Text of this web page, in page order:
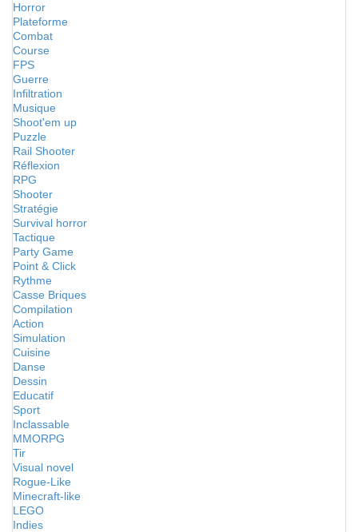
Horror
Plateforme
Combat
Course
FPS
Guerre
Infiltration
Musique
Shoot'em up
Puzzle
Rail Shooter
Réflexion
RPG
Shooter
Stratégie
Survival horror
Tactique
Party Game
Point & Click
Rythme
Casse Briques
Compilation
Action
Simulation
Cuisine
Danse
Dessin
Educatif
Sport
Inclassable
MMORPG
Tir
Visual novel
Rogue-Like
Minecraft-like
LEGO
Indies